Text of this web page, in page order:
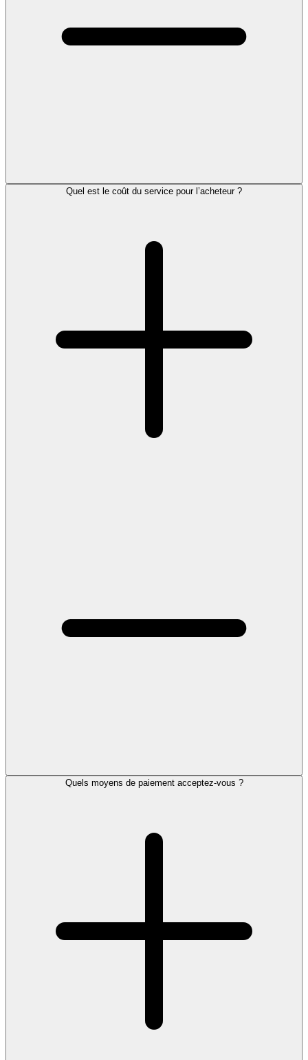
Quel est le coût du service pour l’acheteur ?
Quels moyens de paiement acceptez-vous ?